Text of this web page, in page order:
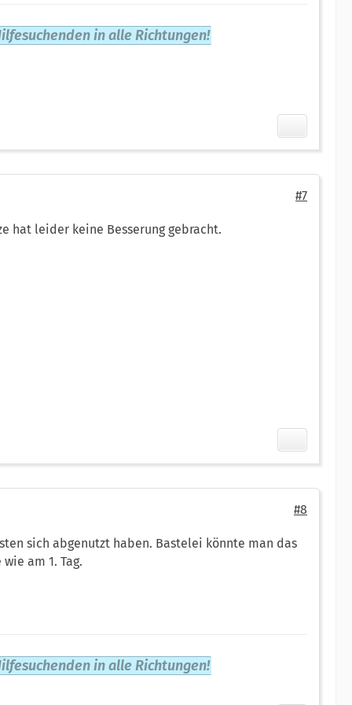
in alle Richtungen!
#7
hat leider keine Besserung gebracht.
#8
sich abgenutzt haben. Bastelei könnte man das
am 1. Tag.
in alle Richtungen!